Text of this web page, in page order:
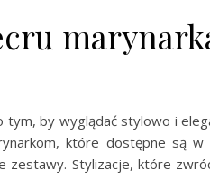
by wyglądać stylowo i
które dostępne są w
Stylizacje, które